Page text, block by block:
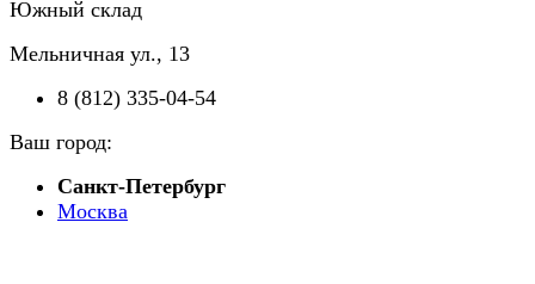
Южный склад
Мельничная ул., 13
8 (812) 335-04-54
Ваш город:
Санкт-Петербург
Москва